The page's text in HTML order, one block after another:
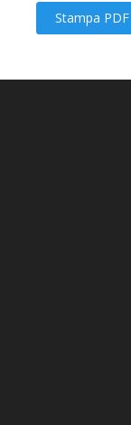
Stampa PDF